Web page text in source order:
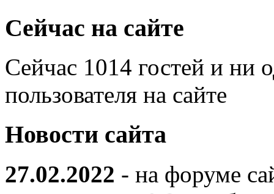
Сейчас на сайте
Сейчас 1014 гостей и ни
пользователя на сайте
Новости сайта
27.02.2022 - на форуме